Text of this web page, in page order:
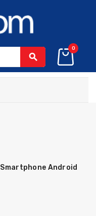
search
0
Smartphone Android